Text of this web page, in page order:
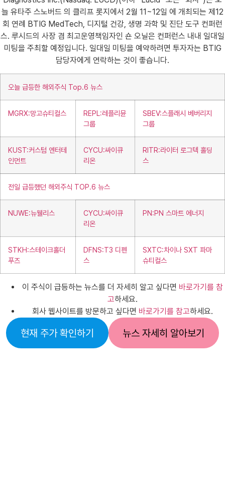
늘 유타주 스노버드 의 클리프 롯지에서 2월 11~12일 에 개최되는 제12
회 연례 BTIG MedTech, 디지털 건강, 생명 과학 및 진단 도구 컨퍼런
스. 루시드의 사장 겸 최고운영책임자인 숀 오닐은 컨퍼런스 내내 일대일
미팅을 주최할 예정입니다. 일대일 미팅을 예약하려면 투자자는 BTIG
담당자에게 연락하는 것이 좋습니다.
오늘 급등한 해외주식 Top.6 뉴스
MGRX:망고슈티컬스
REPL:레플리뮨
그룹
SBEV:스플래시 베버리지
그룹
KUST:커스텀 엔터테
인먼트
CYCU:싸이큐
리온
RITR:라이터 로그텍 홀딩
스
전일 급등했던 해외주식 TOP.6 뉴스
NUWE:뉴웰리스
CYCU:싸이큐
리온
PN:PN 스마트 에너지
STKH:스테이크홀더
푸즈
DFNS:T3 디펜
스
SXTC:차이나 SXT 파마
슈티컬스
이 주식이 급등하는 뉴스를 더 자세히 알고 싶다면 바로가기를 참
고하세요.
회사 웹사이트를 방문하고 싶다면 바로가기를 참고하세요.
현재 주가 확인하기 뉴스 자세히 알아보기